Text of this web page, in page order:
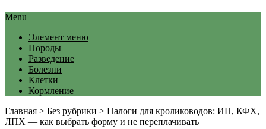
Menu
Элемент меню
Породы
Разведение
Болезни
Клетки
Кормление
Главная > Без рубрики > Налоги для кролиководов: ИП, КФХ,
ЛПХ — как выбрать форму и не переплачивать